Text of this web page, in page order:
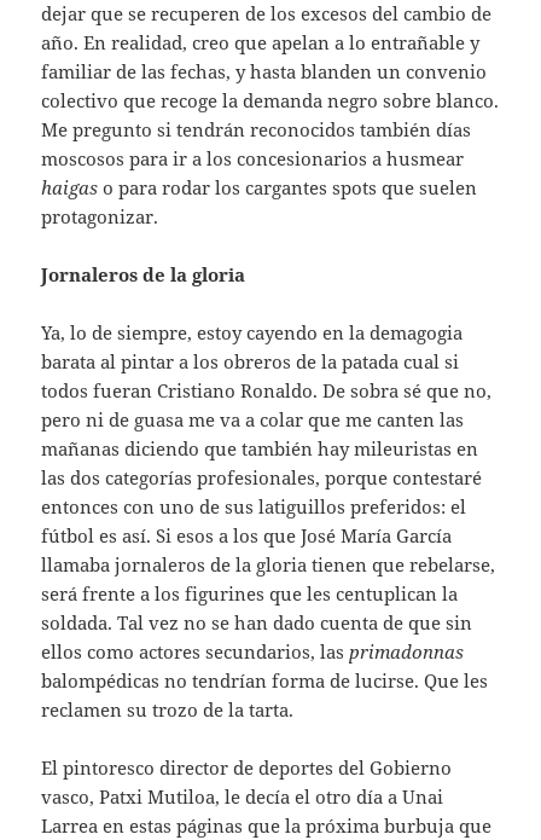
dejar que se recuperen de los excesos del cambio de
año. En realidad, creo que apelan a lo entrañable y
familiar de las fechas, y hasta blanden un convenio
colectivo que recoge la demanda negro sobre blanco.
Me pregunto si tendrán reconocidos también días
moscosos para ir a los concesionarios a husmear
haigas o para rodar los cargantes spots que suelen
protagonizar.
Jornaleros de la gloria
Ya, lo de siempre, estoy cayendo en la demagogia
barata al pintar a los obreros de la patada cual si
todos fueran Cristiano Ronaldo. De sobra sé que no,
pero ni de guasa me va a colar que me canten las
mañanas diciendo que también hay mileuristas en
las dos categorías profesionales, porque contestaré
entonces con uno de sus latiguillos preferidos: el
fútbol es así. Si esos a los que José María García
llamaba jornaleros de la gloria tienen que rebelarse,
será frente a los figurines que les centuplican la
soldada. Tal vez no se han dado cuenta de que sin
ellos como actores secundarios, lasprimadonnas
balompédicas no tendrían forma de lucirse. Que les
reclamen su trozo de la tarta.
El pintoresco director de deportes del Gobierno
vasco, Patxi Mutiloa, le decía el otro día a Unai
Larrea en estas páginas que la próxima burbuja que